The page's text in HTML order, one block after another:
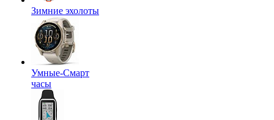
Зимние эхолоты
Умные-Смарт
часы